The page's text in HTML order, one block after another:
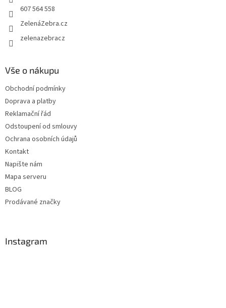
607 564 558
ZelenáZebra.cz
zelenazebracz
Vše o nákupu
Obchodní podmínky
Doprava a platby
Reklamační řád
Odstoupení od smlouvy
Ochrana osobních údajů
Kontakt
Napište nám
Mapa serveru
BLOG
Prodávané značky
Instagram